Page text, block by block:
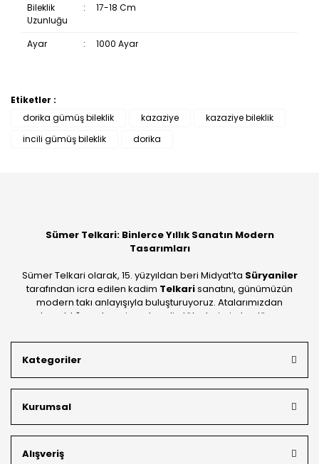
Bileklik
Uzunluğu
: 17-18 Cm
Ayar : 1000 Ayar
Bu ürüne ilk yorumu siz yapın!
Etiketler :
dorika gümüş bileklik
kazaziye
kazaziye bileklik
incili gümüş bileklik
dorika
Sümer Telkari: Binlerce Yıllık Sanatın Modern
Tasarımları
Sümer Telkari olarak, 15. yüzyıldan beri Midyat’ta Süryaniler
tarafından icra edilen kadim Telkarisanatını, günümüzün
modern takı anlayışıyla buluşturuyoruz. Atalarımızdan
devraldığımız bu mirası; kendi atölyelerimizde, dünya
Mardin’in tarihi dokusunu yansıtan geleneksel işlemeleri, her
bütçeye uygun
müşterilerimizin özel siparişlerini benzersiz bir titizlikle
hazırlıyor; köklü geçmişimizi geleceğin takı modasına
güvenle taşıyoruz.
Kategoriler
Kurumsal
Alışveriş